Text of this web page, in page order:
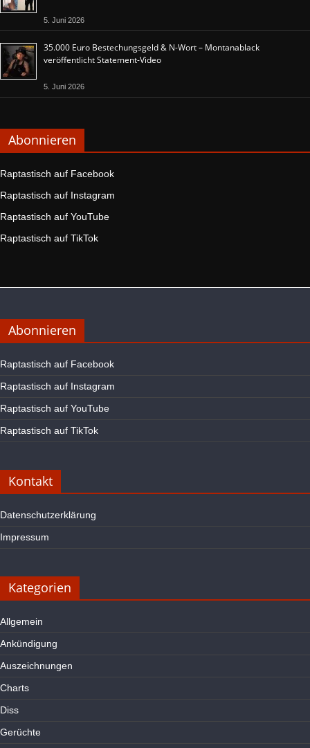
5. Juni 2026
35.000 Euro Bestechungsgeld & N-Wort – Montanablack
veröffentlicht Statement-Video
5. Juni 2026
Abonnieren
Raptastisch auf Facebook
Raptastisch auf Instagram
Raptastisch auf YouTube
Raptastisch auf TikTok
Abonnieren
Raptastisch auf Facebook
Raptastisch auf Instagram
Raptastisch auf YouTube
Raptastisch auf TikTok
Kontakt
Datenschutzerklärung
Impressum
Kategorien
Allgemein
Ankündigung
Auszeichnungen
Charts
Diss
Gerüchte